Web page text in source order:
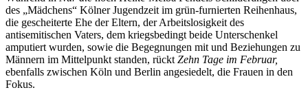
des „Mädchens“ Kölner Jugendzeit im grün-furnierten Reihenhaus,
die gescheiterte Ehe der Eltern, der Arbeitslosigkeit des
antisemitischen Vaters, dem kriegsbedingt beide Unterschenkel
amputiert wurden, sowie die Begegnungen mit und Beziehungen zu
Männern im Mittelpunkt standen, rückt Zehn Tage im Februar,
ebenfalls zwischen Köln und Berlin angesiedelt, die Frauen in den
Fokus.